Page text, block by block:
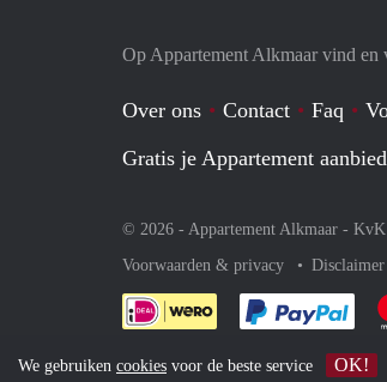
Op Appartement Alkmaar vind
Over ons Contact Faq
Gratis je Appartement
© 2026 - Appartement Alkmaar -
Voorwaarden & privacy
Disclaimer
Je
We gebruiken cookies voor de beste service OK!